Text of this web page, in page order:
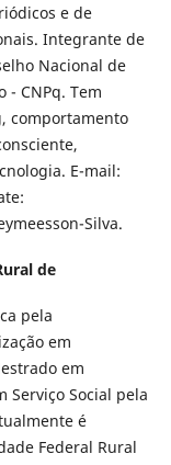
e de
Integrante de
Nacional de
- CNPq. Tem
comportamento
E-mail:
Silva.
de
pela
em
em
Serviço Social pela
é
Federal Rural